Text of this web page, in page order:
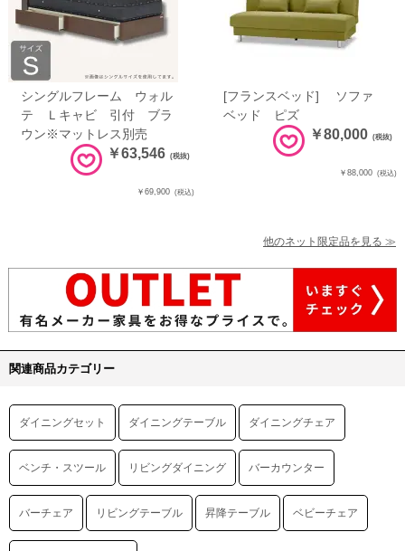
シングルフレーム ウォル
テ Ｌキャビ 引付 ブラ
ウン※マットレス別売
￥63,546 (税抜)
￥69,900 (税込)
[フランスベッド] ソファ
ベッド ピズ
￥80,000 (税抜)
￥88,000 (税込)
他のネット限定品を見る ≫
関連商品カテゴリー
ダイニングセット ダイニングテーブル ダイニングチェア
ベンチ・スツール リビングダイニング バーカウンター
バーチェア リビングテーブル 昇降テーブル ベビーチェア